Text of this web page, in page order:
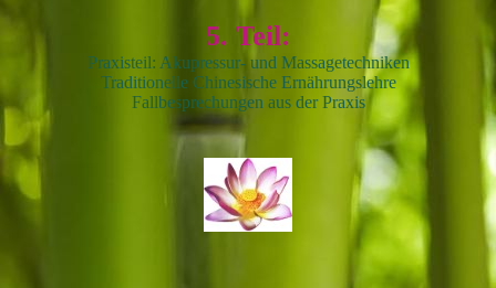
5. Teil:
Praxisteil: Akupressur- und Massagetechniken
Traditionelle Chinesische Ernährungslehre
Fallbesprechungen aus der Praxis